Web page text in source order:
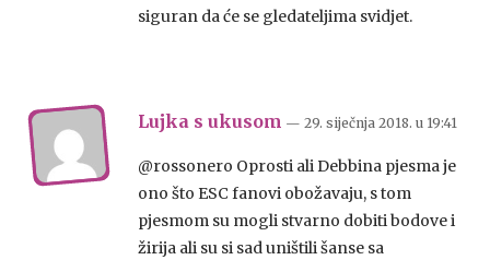
siguran da će se gledateljima svidjet.
Lujka s ukusom — 29. siječnja 2018. u 19:41
@rossonero Oprosti ali Debbina pjesma je
ono što ESC fanovi obožavaju, s tom
pjesmom su mogli stvarno dobiti bodove i
žirija ali su si sad uništili šanse sa